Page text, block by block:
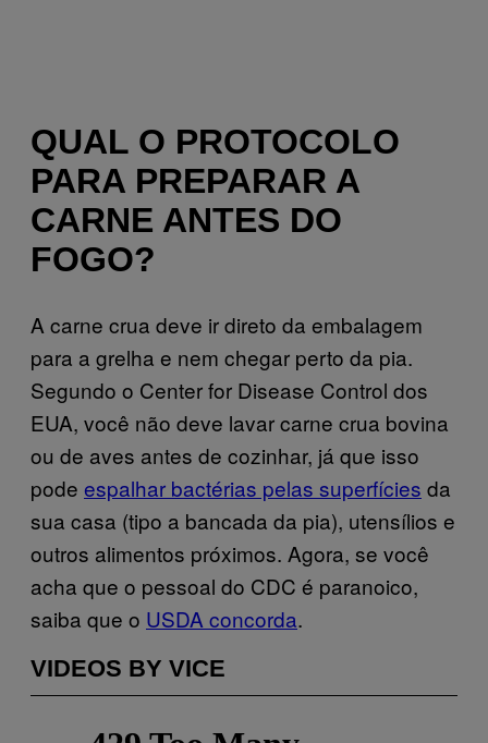
QUAL O PROTOCOLO
PARA PREPARAR A
CARNE ANTES DO
FOGO?
A carne crua deve ir direto da embalagem
para a grelha e nem chegar perto da pia.
Segundo o Center for Disease Control dos
EUA, você não deve lavar carne crua bovina
ou de aves antes de cozinhar, já que isso
pode espalhar bactérias pelas superfícies da
sua casa (tipo a bancada da pia), utensílios e
outros alimentos próximos. Agora, se você
acha que o pessoal do CDC é paranoico,
saiba que o USDA concorda.
VIDEOS BY VICE